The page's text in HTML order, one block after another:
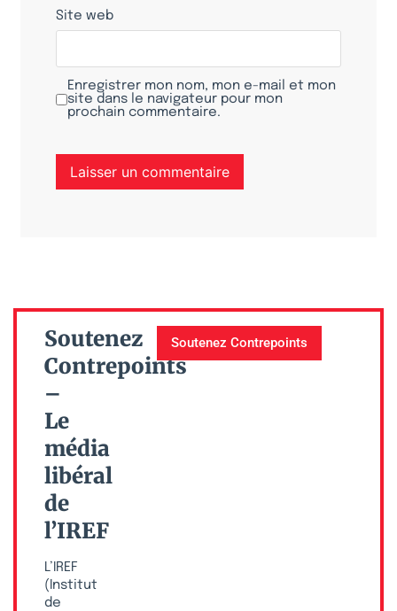
Site web
Enregistrer mon nom, mon e-mail et mon
site dans le navigateur pour mon
prochain commentaire.
Soutenez
Contrepoints
–
Le
média
libéral
de
l’IREF
L’IREF
(Institut
de
Soutenez Contrepoints